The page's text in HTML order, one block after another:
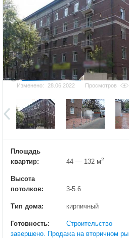
Добавить фотографию
Изменено:
28.06.2022 Просмотров
Площадь
квартир:
44 — 132 м2
Высота
потолков:
3-5.6
Тип дома: кирпичный
Готовность:
Строительство
завершено. Продажа на вторичном